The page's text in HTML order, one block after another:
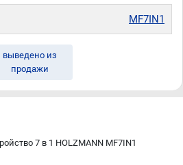
MF7IN1
выведено из
продажи
7 в 1 HOLZMANN MF7IN1